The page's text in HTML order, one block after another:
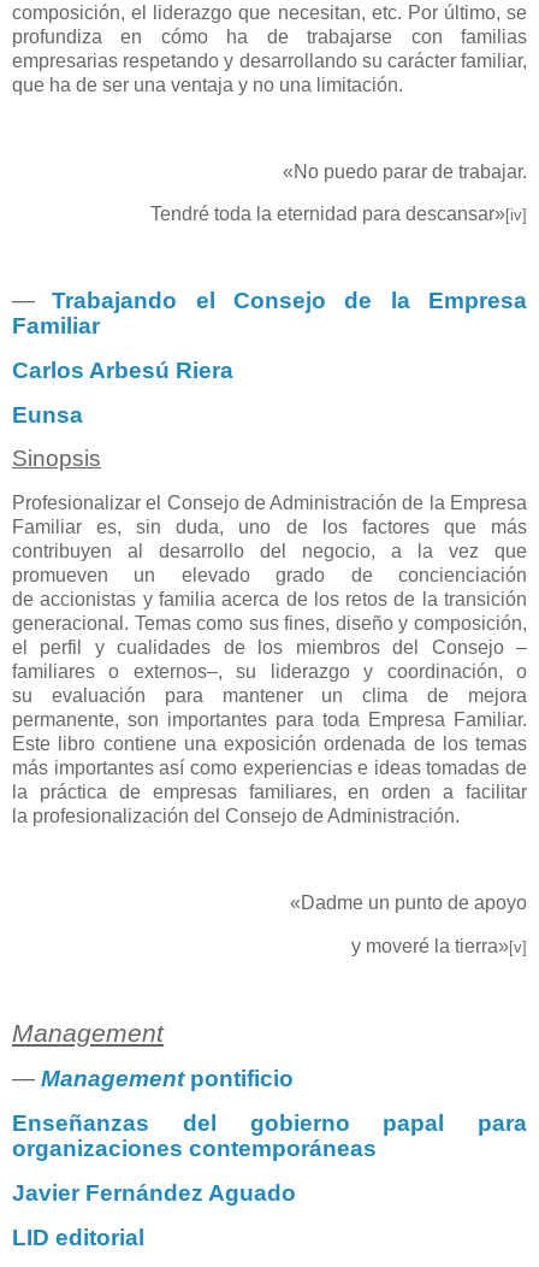
composición, el liderazgo que necesitan, etc. Por último, se
profundiza en cómo ha de trabajarse con familias
empresarias respetando y desarrollando su carácter familiar,
que ha de ser una ventaja y no una limitación.
«No puedo parar de trabajar.
Tendré toda la eternidad para descansar»[iv]
―
Trabajando el Consejo de la Empresa
Familiar
Carlos Arbesú Riera
Eunsa
Sinopsis
Profesionalizar el Consejo de Administración de la Empresa
Familiar es, sin duda, uno de los factores que más
contribuyen al desarrollo del negocio, a la vez que
promueven un elevado grado de concienciación
de accionistas y familia acerca de los retos de la transición
generacional. Temas como sus fines, diseño y composición,
el perfil y cualidades de los miembros del Consejo –
familiares o externos–, su liderazgo y coordinación, o
su evaluación para mantener un clima de mejora
permanente, son importantes para toda Empresa Familiar.
Este libro contiene una exposición ordenada de los temas
más importantes así como experiencias e ideas tomadas de
la práctica de empresas familiares, en orden a facilitar
la profesionalización del Consejo de Administración.
«Dadme un punto de apoyo
y moveré la tierra»[v]
Management
― Managementpontificio
Enseñanzas del gobierno papal para
organizaciones contemporáneas
Javier Fernández Aguado
LID editorial